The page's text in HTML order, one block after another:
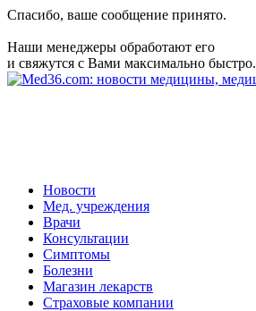
Спасибо, ваше сообщение принято.
Наши менеджеры обработают его
и свяжутся с Вами максимально быстро.
Новости
Мед. учреждения
Врачи
Консультации
Симптомы
Болезни
Магазин лекарств
Страховые компании